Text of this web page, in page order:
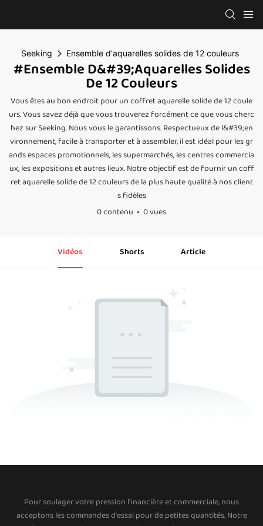
Seeking Ensemble d'aquarelles solides de 12 couleurs
#Ensemble D&#39;aquarelles Solides
De 12 Couleurs
Vous êtes au bon endroit pour un coffret aquarelle solide de 12 coule
urs. Vous savez déjà que vous trouverez forcément ce que vous cherc
hez sur Seeking. Nous vous le garantissons. Respectueux de l&#39;en
vironnement, facile à transporter et à assembler, il est idéal pour les gr
ands espaces promotionnels, les supermarchés, les centres commercia
ux, les expositions et autres lieux. Notre objectif est de fournir un coff
ret aquarelle solide de 12 couleurs de la plus haute qualité à nos client
s fidèles
0 contenu
0 vues
Vidéos Shorts Article
Pour soulager votre pression financière et commerciale, nous
acceptons les commandes d'essai pour de petites quantités. Notre